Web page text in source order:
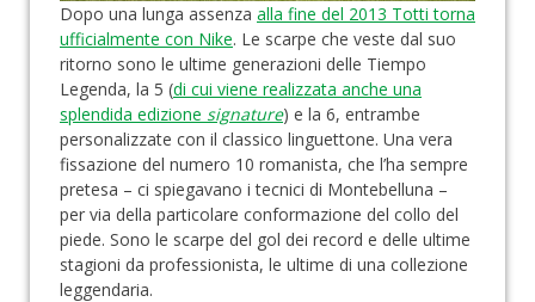
Dopo una lunga assenza alla fine del 2013 Totti torna
ufficialmente con Nike. Le scarpe che veste dal suo
ritorno sono le ultime generazioni delle Tiempo
Legenda, la 5 (di cui viene realizzata anche una
splendida edizione signature) e la 6, entrambe
personalizzate con il classico linguettone. Una vera
fissazione del numero 10 romanista, che l’ha sempre
pretesa – ci spiegavano i tecnici di Montebelluna –
per via della particolare conformazione del collo del
piede. Sono le scarpe del gol dei record e delle ultime
stagioni da professionista, le ultime di una collezione
leggendaria.